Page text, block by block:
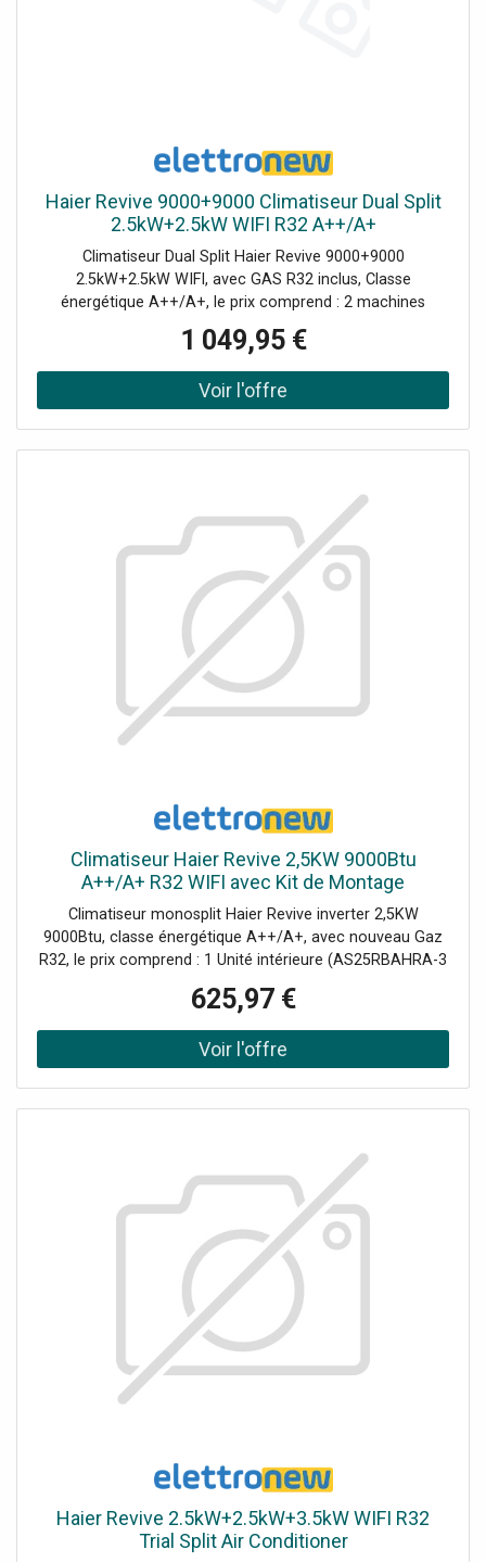
Haier Revive 9000+9000 Climatiseur Dual Split
2.5kW+2.5kW WIFI R32 A++/A+
Climatiseur Dual Split Haier Revive 9000+9000
2.5kW+2.5kW WIFI, avec GAS R32 inclus, Classe
énergétique A++/A+, le prix comprend : 2 machines
internes Revive 2,5kW (AS25RHBHRA-M AABF1TE00) 1
Machine extérieure 4.0kW (2U40MEFFRA AAB0S4E09) 2
télécommandes YR-HE Commande Wi-Fi intégrée pour le
contrôle à distance du climatiseur avec hOn. Ce modèle
1 049,95 €
Climatiseur Haier Revive 2,5KW 9000Btu
A++/A+ R32 WIFI avec Kit de Montage
Climatiseur monosplit Haier Revive inverter 2,5KW
9000Btu, classe énergétique A++/A+, avec nouveau Gaz
R32, le prix comprend : 1 Unité intérieure (AS25RBAHRA-3
AABF2TE00) 1 Télécommande incluse 1 Kit d'installation.
Contrôle Wi-Fi intégré pour contrôler le climatiseur à
distance. Ce modèle remplace les séries Geos et Geos
Plus.
625,97 €
Haier Revive 2.5kW+2.5kW+3.5kW WIFI R32
Trial Split Air Conditioner